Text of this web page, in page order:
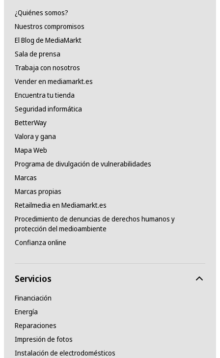
¿Quiénes somos?
Nuestros compromisos
El Blog de MediaMarkt
Sala de prensa
Trabaja con nosotros
Vender en mediamarkt.es
Encuentra tu tienda
Seguridad informática
BetterWay
Valora y gana
Mapa Web
Programa de divulgación de vulnerabilidades
Marcas
Marcas propias
Retailmedia en Mediamarkt.es
Procedimiento de denuncias de derechos humanos y
protección del medioambiente
Confianza online
Servicios
Financiación
Energía
Reparaciones
Impresión de fotos
Instalación de electrodomésticos